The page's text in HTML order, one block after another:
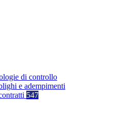
di controllo
e adempimenti
547